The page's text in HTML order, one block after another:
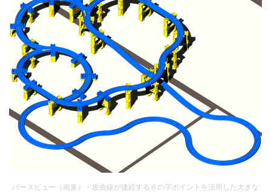
パースビュー（南東）・坂曲線が連続する８の字ポイントを活用した大きな